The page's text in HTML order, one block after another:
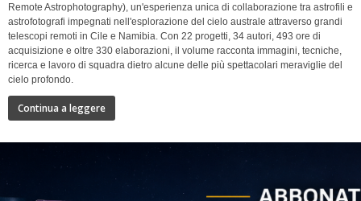
Remote Astrophotography), un'esperienza unica di collaborazione tra astrofili e
astrofotografi impegnati nell'esplorazione del cielo australe attraverso grandi
telescopi remoti in Cile e Namibia. Con 22 progetti, 34 autori, 493 ore di
acquisizione e oltre 330 elaborazioni, il volume racconta immagini, tecniche,
ricerca e lavoro di squadra dietro alcune delle più spettacolari meraviglie del
cielo profondo.
Continua a leggere